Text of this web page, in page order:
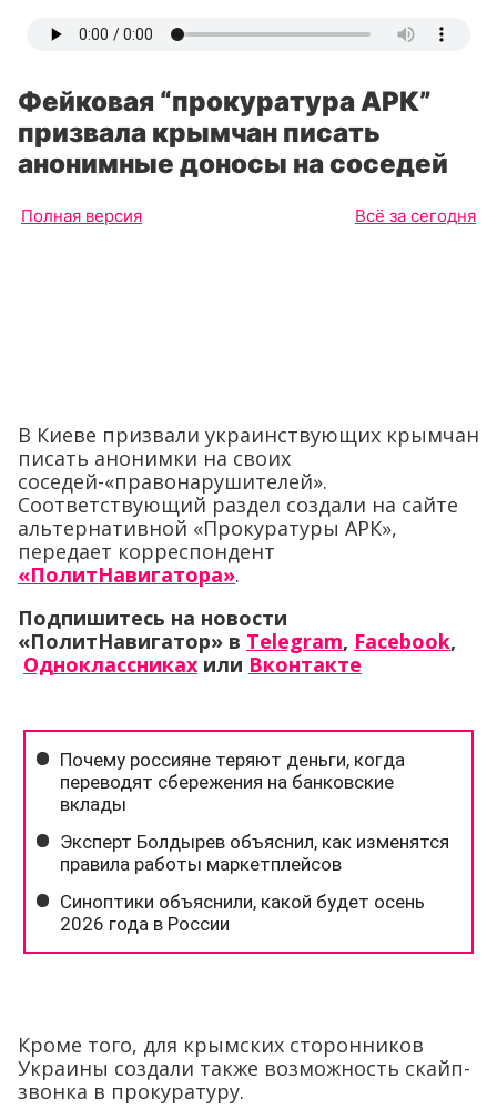
Фейковая “прокуратура АРК”
призвала крымчан писать
анонимные доносы на соседей
Полная версия Всё за сегодня
В Киеве призвали украинствующих крымчан
писать анонимки на своих
соседей-«правонарушителей».
Соответствующий раздел создали на сайте
альтернативной «Прокуратуры АРК»,
передает корреспондент
«ПолитНавигатора».
Подпишитесь на новости
«ПолитНавигатор» в Telegram, Facebook,
Одноклассниках или Вконтакте
Кроме того, для крымских сторонников
Украины создали также возможность скайп-
звонка в прокуратуру.